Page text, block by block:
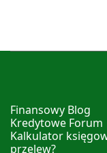
Finansowy Blog
Kredytowe Forum
Kalkulator
przelew?